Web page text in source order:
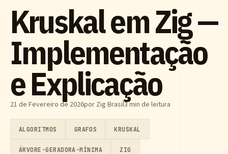
Kruskal em Zig —
Implementação
e Explicação
21 de Fevereiro de 2026por Zig Brasil3 min de leitura
ALGORITMOS GRAFOS KRUSKAL
ÁRVORE-GERADORA-MÍNIMA ZIG